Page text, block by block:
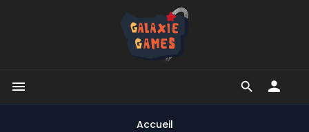


Accueil